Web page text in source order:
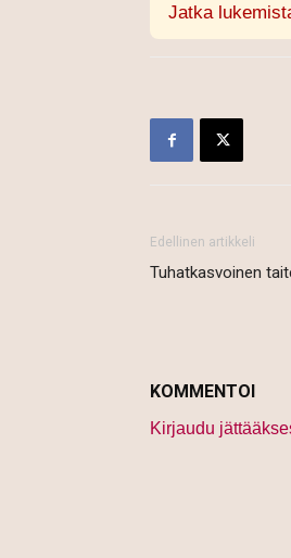
Jatka
Edellinen artikkeli
Tuhatkasvoinen
KOMMENTOI
Kirjaudu